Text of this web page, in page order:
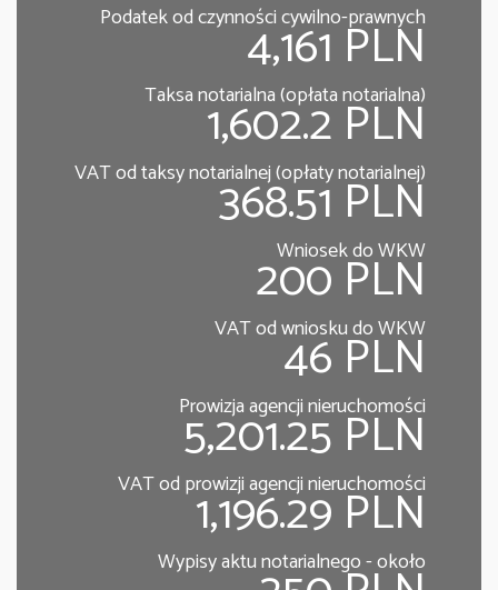
Podatek od czynności cywilno-prawnych
4,161 PLN
Taksa notarialna (opłata notarialna)
1,602.2 PLN
VAT od taksy notarialnej (opłaty notarialnej)
368.51 PLN
Wniosek do WKW
200 PLN
VAT od wniosku do WKW
46 PLN
Prowizja agencji nieruchomości
5,201.25 PLN
VAT od prowizji agencji nieruchomości
1,196.29 PLN
Wypisy aktu notarialnego - około